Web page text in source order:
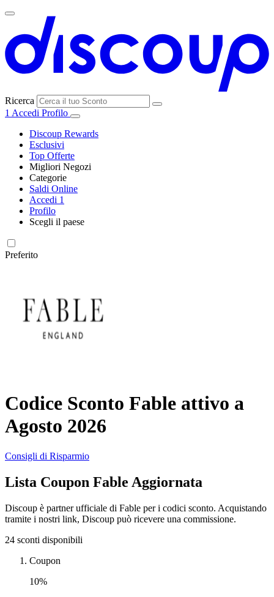
Ricerca
1 Accedi Profilo
Discoup Rewards
Esclusivi
Top Offerte
Migliori Negozi
SHEIN
eBay
YOOX
ITA Airways
Fineco
Categorie
Elettronica e
e Accessori
Vacanze e
Hotel
Cosmetici e
Trasporti
Saldi Online
Accedi 1
Profilo
Scegli il paese
Preferito
Codice Sconto Fable attivo a
Agosto 2026
Consigli di Risparmio
Lista Coupon Fable Aggiornata
Discoup è partner ufficiale di Fable per i codici sconto. Acquistando
tramite i nostri link, Discoup può ricevere una commissione.
24 sconti disponibili
Coupon
10%